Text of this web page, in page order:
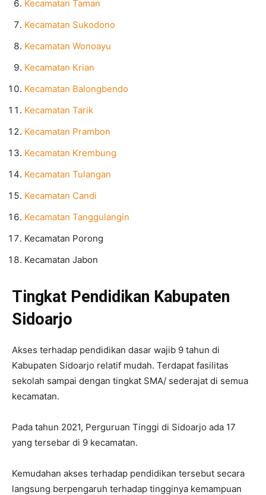
Kecamatan Taman
Kecamatan Sukodono
Kecamatan Wonoayu
Kecamatan Krian
Kecamatan Balongbendo
Kecamatan Tarik
Kecamatan Prambon
Kecamatan Krembung
Kecamatan Tulangan
Kecamatan Candi
Kecamatan Tanggulangin
Kecamatan Porong
Kecamatan Jabon
Tingkat Pendidikan Kabupaten
Sidoarjo
Akses terhadap pendidikan dasar wajib 9 tahun di
Kabupaten Sidoarjo relatif mudah. Terdapat fasilitas
sekolah sampai dengan tingkat SMA/ sederajat di semua
kecamatan.
Pada tahun 2021, Perguruan Tinggi di Sidoarjo ada 17
yang tersebar di 9 kecamatan.
Kemudahan akses terhadap pendidikan tersebut secara
langsung berpengaruh terhadap tingginya kemampuan